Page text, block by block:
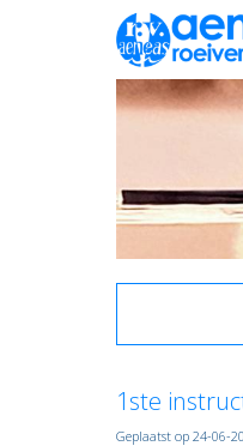
1ste
Geplaatst op 24-06-